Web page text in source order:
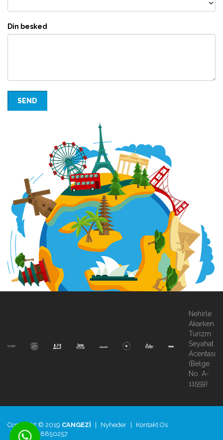
Din besked
SEND
Nehirle
Akarken
Turizm
Seyahat
Acentası
(Belge
No. A-
11559)
Copyright © 2019 CANGEZİ | Nyheder |
Kontakt Os
|
+90.850.8850257